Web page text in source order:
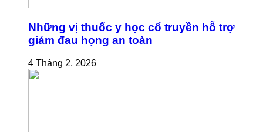
Những vị thuốc y học cổ truyền hỗ trợ
giảm đau họng an toàn
4 Tháng 2, 2026